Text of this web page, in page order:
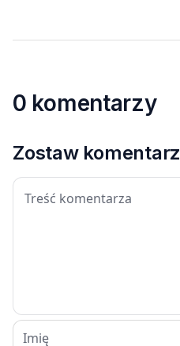
0 komentarzy
Zostaw komentarz